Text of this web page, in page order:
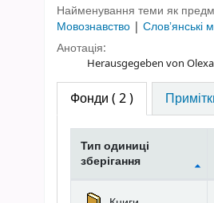
Найменування теми як
Мовознавство | Словʼянські
Анотація:
Herausgegeben von
Фонди ( 2 )
Фонди
Тип одиниці
зберігання